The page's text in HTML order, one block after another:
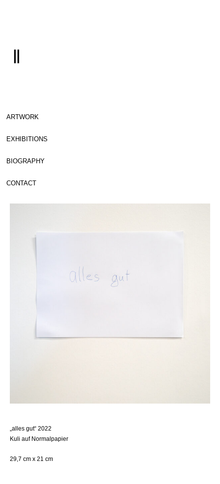
ARTWORK
EXHIBITIONS
BIOGRAPHY
CONTACT
„alles gut“ 2022
Kuli auf Normalpapier
29,7 cm x 21 cm